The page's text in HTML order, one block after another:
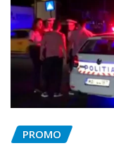
PROMO